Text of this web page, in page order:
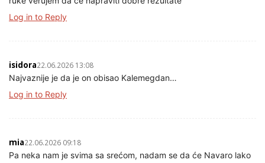
Log in to Reply
isidora22.06.2026 13:08
Najvaznije je da je on obisao Kalemegdan…
Log in to Reply
mia22.06.2026 09:18
Pa neka nam je svima sa srećom, nadam se da će Navaro lako